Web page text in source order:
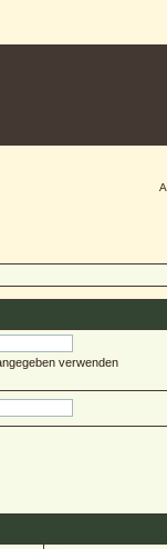
verwenden